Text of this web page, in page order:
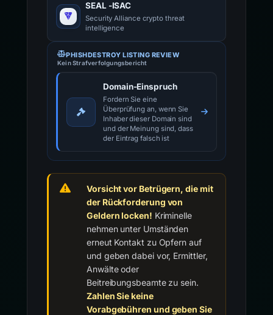
SEAL -ISAC
Security Alliance crypto threat
intelligence
PHISHDESTROY LISTING REVIEW
Kein Strafverfolgungsbericht
Domain-Einspruch
Fordern Sie eine
Überprüfung an, wenn Sie
Inhaber dieser Domain sind
und der Meinung sind, dass
der Eintrag falsch ist
Vorsicht vor Betrügern, die mit
der Rückforderung von
Geldern locken! Kriminelle
nehmen unter Umständen
erneut Kontakt zu Opfern auf
und geben dabei vor, Ermittler,
Anwälte oder
Beitreibungsbeamte zu sein.
Zahlen Sie keine
Vorabgebühren und geben Sie